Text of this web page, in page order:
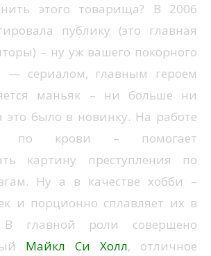
этого товарища? В 2006
публику (это главная
– ну уж вашего покорного
— сериалом, главным героем
маньяк – ни больше ни
это было в новинку. На работе
по крови – помогает
картину преступления по
Ну а в качестве хобби –
и порционно сплавляет их в
роли совершено
Майкл Си Холл, отличное